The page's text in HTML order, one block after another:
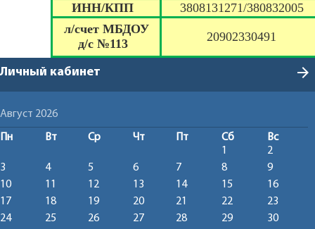
ИНН/КПП
3808131271/380832005
л/счет МБДОУ
д/с №113 20902330491
Личный кабинет arrow_forward
Август 2026
Пн Вт Ср Чт Пт Сб
Вс
1
2
3
4 5 6 7 8
9
10
11 12 13 14 15
16
17
18 19 20 21 22
23
24
25 26 27 28 29
30